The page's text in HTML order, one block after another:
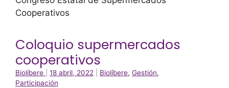
Cooperativos
Coloquio supermercados
cooperativos
Biolíbere 18 abril, 2022 Biolíbere, Gestión,
Participación